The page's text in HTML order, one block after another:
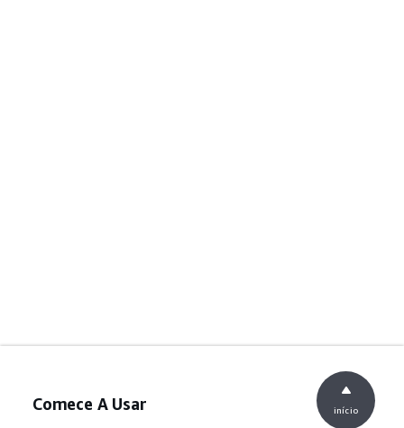
Comece A Usar início